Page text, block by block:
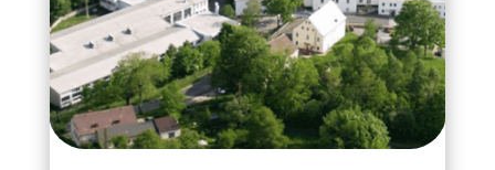
CiS systems, s. r. o. přijme do
svého týmu seřizovače
CiS systems s.r.o. je již téměř 30 let inovativním
a úspěšným rodinným podnikem v Jizerských
horách a je dle auditorské společnosti Intertek-